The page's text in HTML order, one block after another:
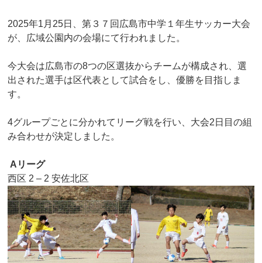
2025年1月25日、第３７回広島市中学１年生サッカー大会
が、広域公園内の会場にて行われました。
今大会は広島市の8つの区選抜からチームが構成され、選
出された選手は区代表として試合をし、優勝を目指しま
す。
4グループごとに分かれてリーグ戦を行い、大会2日目の組
み合わせが決定しました。
Aリーグ
西区 2 – 2 安佐北区